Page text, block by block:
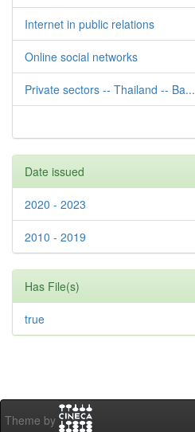
Internet in public relations
Online social networks
Private sectors -- Thailand -- Ba...
Date issued
2020 - 2023
2010 - 2019
Has File(s)
true
Theme by